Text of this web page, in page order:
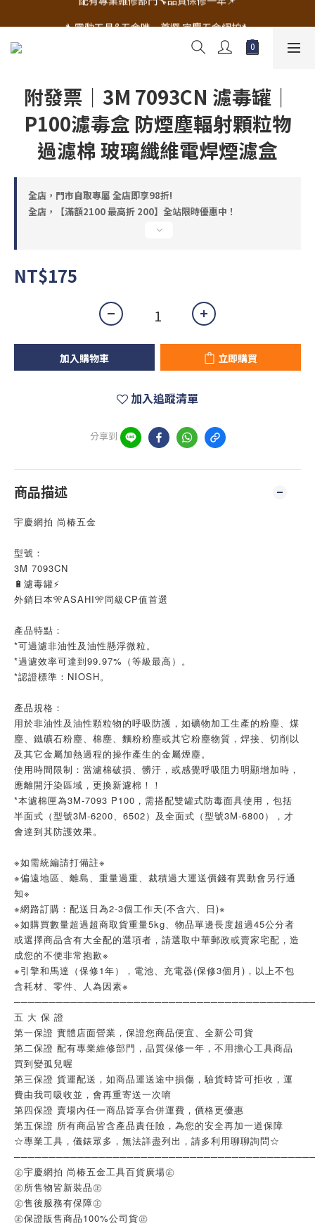
附發票｜3M 7093CN 濾毒罐｜
P100濾毒盒 防煙塵輻射顆粒物
過濾棉 玻璃纖維電焊煙濾盒
全店，門市自取專屬 全店即享98折!
全店，【滿額2100 最高折 200】全站限時優惠中！
NT$175
加入購物車 立即購買
加入追蹤清單
分享到
商品描述
宇慶網拍 尚椿五金
型號：
3M 7093CN
🔋濾毒罐⚡
外銷日本🎌ASAHI🎌同級CP值首選
產品特點：
*可過濾非油性及油性懸浮微粒。
*過濾效率可達到99.97%（等級最高）。
*認證標準：NIOSH。
產品規格：
用於非油性及油性顆粒物的呼吸防護，如礦物加工生產的粉塵、煤
塵、鐵礦石粉塵、棉塵、麵粉粉塵或其它粉塵物質，焊接、切削以
及其它金屬加熱過程的操作產生的金屬煙塵。
使用時間限制：當濾棉破損、髒汙，或感覺呼吸阻力明顯增加時，
應離開汙染區域，更換新濾棉！！
*本濾棉匣為3M-7093 P100，需搭配雙罐式防毒面具使用，包括
半面式（型號3M-6200、6502）及全面式（型號3M-6800），才
會達到其防護效果。
※如需統編請打備註※
※偏遠地區、離島、重量過重、裁積過大運送價錢有異動會另行通
知※
※網路訂購：配送日為2-3個工作天(不含六、日)※
※如購買數量超過超商取貨重量5kg、物品單邊長度超過45公分者
或選擇商品含有大全配的選項者，請選取中華郵政或賣家宅配，造
成您的不便非常抱歉※
※引擎和馬達（保修1年），電池、充電器(保修3個月)，以上不包
含耗材、零件、人為因素※
五 大 保 證
第一保證 實體店面營業，保證您商品便宜、全新公司貨
第二保證 配有專業維修部門，品質保修一年，不用擔心工具商品
買到變孤兒喔
第三保證 貨運配送，如商品運送途中損傷，驗貨時皆可拒收，運
費由我司吸收並，會再重寄送一次唷
第四保證 賣場內任一商品皆享合併運費，價格更優惠
第五保證 所有商品皆含產品責任險，為您的安全再加一道保障
☆專業工具，儀錶眾多，無法詳盡列出，請多利用聊聊詢問☆
㊣宇慶網拍 尚椿五金工具百貨廣場㊣
㊣所售物皆新裝品㊣
㊣售後服務有保障㊣
㊣保證販售商品100%公司貨㊣